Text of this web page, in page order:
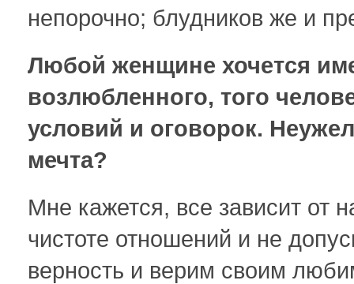
непорочно; блудников же и
Любой женщине хочется
возлюбленного, того
условий и оговорок.
мечта?
Мне кажется, все зависит от
чистоте отношений и не
верность и верим своим